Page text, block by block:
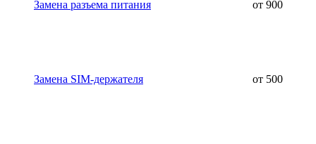
Замена разъема питания от 900
Замена SIM-держателя от 500